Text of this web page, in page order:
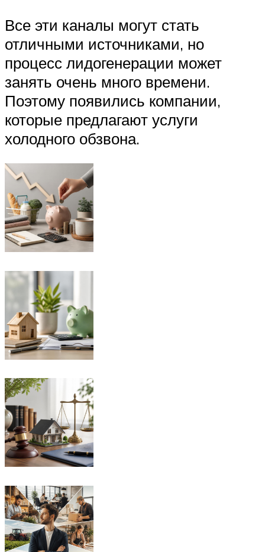
Все эти каналы могут стать
отличными источниками, но
процесс лидогенерации может
занять очень много времени.
Поэтому появились компании,
которые предлагают услуги
холодного обзвона.